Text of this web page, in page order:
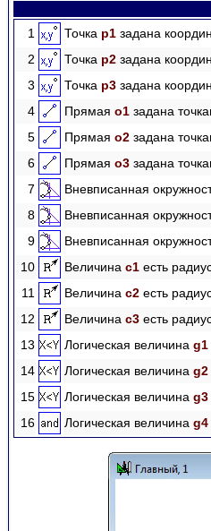
1
Точка p1 задана
2
Точка p2 задана
3
Точка p3 задана
4
Прямая o1 задана
5
Прямая o2 задана
6
Прямая o3 задана
7
Вневписанная
8
Вневписанная
9
Вневписанная
10
Величина c1 есть
11
Величина c2 есть
12
Величина c3 есть
13
Логическая величина g1
14
Логическая величина g2
15
Логическая величина g3
16
Логическая величина g4